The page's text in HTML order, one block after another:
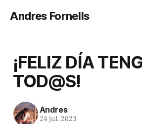
Andres Fornells
¡FELIZ DÍA
TOD@S!
Andres
24 jul. 2023